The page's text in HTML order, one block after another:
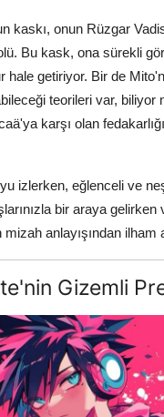
kaskı, onun Rüzgar
Bu kask, ona sürekli
hale getiriyor. Bir de
teorileri var, biliyor
karşı olan
izlerken, eğlenceli ve
bir araya
anlayışından ilham
Gizemli